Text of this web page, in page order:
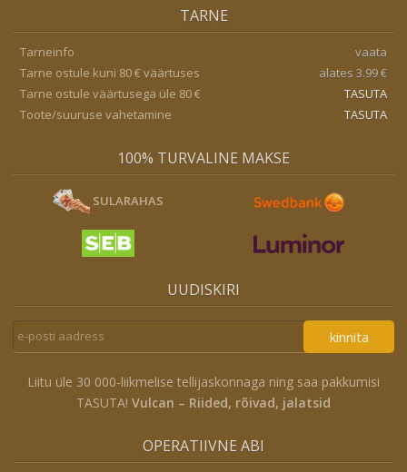
TARNE
Tarneinfo
vaata
Tarne ostule kuni 80 € väärtuses
alates 3.99 €
Tarne ostule väärtusega üle 80 €
TASUTA
Toote/suuruse vahetamine
TASUTA
100% TURVALINE MAKSE
SULARAHAS
UUDISKIRI
kinnita
Liitu üle 30 000-liikmelise tellijaskonnaga ning saa pakkumisi
TASUTA! Vulcan – Riided, rõivad, jalatsid
OPERATIIVNE ABI